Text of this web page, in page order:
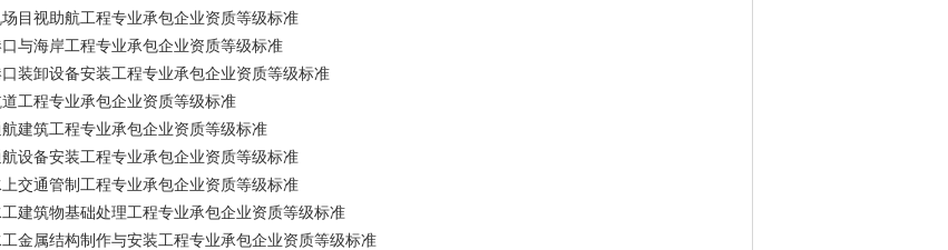
目视助航工程专业承包企业资质等级标准
与海岸工程专业承包企业资质等级标准
装卸设备安装工程专业承包企业资质等级标准
工程专业承包企业资质等级标准
建筑工程专业承包企业资质等级标准
设备安装工程专业承包企业资质等级标准
交通管制工程专业承包企业资质等级标准
建筑物基础处理工程专业承包企业资质等级标准
金属结构制作与安装工程专业承包企业资质等级标准